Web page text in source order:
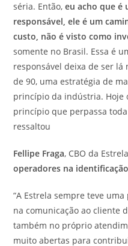
séria. Então, eu acho que é
responsável, ele é um
custo, não é visto como
somente no Brasil. Essa é
responsável deixa de ser lá
de 90, uma estratégia de
princípio da indústria. Hoje
princípio que perpassa
ressaltou
Fellipe Fraga, CBO da
operadores na
“A Estrela sempre teve
na comunicação ao cliente
também no próprio
muito abertas para